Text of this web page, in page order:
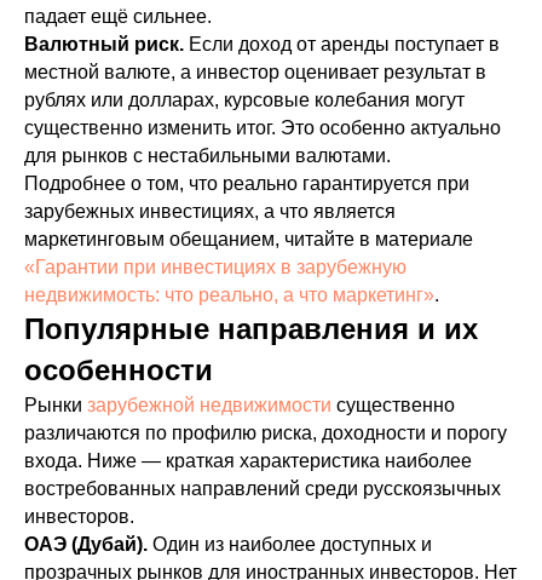
падает ещё сильнее.
Валютный риск. Если доход от аренды поступает в
местной валюте, а инвестор оценивает результат в
рублях или долларах, курсовые колебания могут
существенно изменить итог. Это особенно актуально
для рынков с нестабильными валютами.
Подробнее о том, что реально гарантируется при
зарубежных инвестициях, а что является
маркетинговым обещанием, читайте в материале
«Гарантии при инвестициях в зарубежную
недвижимость: что реально, а что маркетинг».
Популярные направления и их
особенности
Рынки зарубежной недвижимости существенно
различаются по профилю риска, доходности и порогу
входа. Ниже — краткая характеристика наиболее
востребованных направлений среди русскоязычных
инвесторов.
ОАЭ (Дубай). Один из наиболее доступных и
прозрачных рынков для иностранных инвесторов. Нет